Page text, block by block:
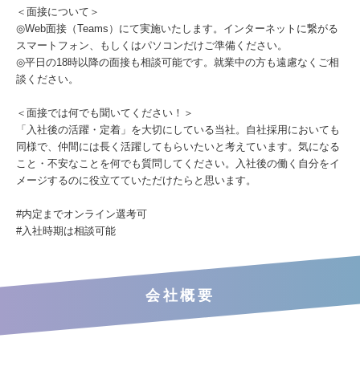
＜面接について＞
◎Web面接（Teams）にて実施いたします。インターネットに繋がる
スマートフォン、もしくはパソコンだけご準備ください。
◎平日の18時以降の面接も相談可能です。就業中の方も遠慮なくご相
談ください。
＜面接では何でも聞いてください！＞
「入社後の活躍・定着」を大切にしている当社。自社採用においても
同様で、仲間には長く活躍してもらいたいと考えています。気になる
こと・不安なことを何でも質問してください。入社後の働く自分をイ
メージするのに役立てていただけたらと思います。
#内定までオンライン選考可
#入社時期は相談可能
会社概要